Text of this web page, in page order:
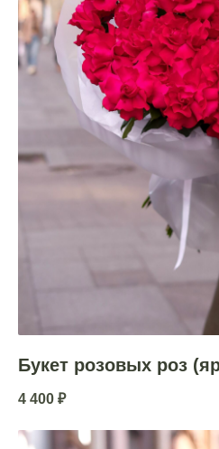
Букет розовых роз
4 400 ₽